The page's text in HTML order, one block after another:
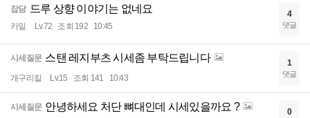
잡담 드루 상향 이야기는 없네요
카밀 Lv.72 조회 192 10:45
4
댓글
시세질문 스탠 레지부츠 시세좀 부탁드립니다
개구리킬 Lv.15 조회 141 10:43
1
댓글
시세질문 안녕하세요 처단 뼈대인데 시세있을까요 ? 0